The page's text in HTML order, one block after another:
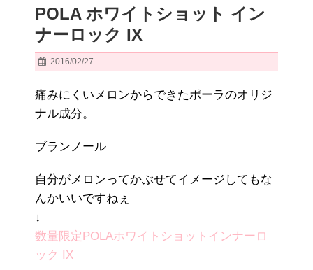
POLA ホワイトショット イン
ナーロック IX
2016/02/27
痛みにくいメロンからできたポーラのオリジ
ナル成分。
ブランノール
自分がメロンってかぶせてイメージしてもな
んかいいですねぇ
↓
数量限定POLAホワイトショットインナーロ
ック IX